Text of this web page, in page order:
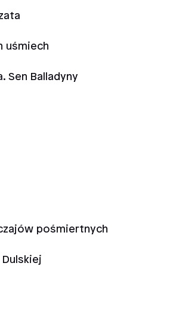
uśmiech
Sen Balladyny
pośmiertnych